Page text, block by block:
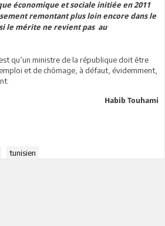
économique et sociale initiée en 2011
remontant plus loin encore dans le
le mérite ne revient pas au
qu’un ministre de la république doit être
et de chômage, à défaut, évidemment,
Habib Touhami
tunisien